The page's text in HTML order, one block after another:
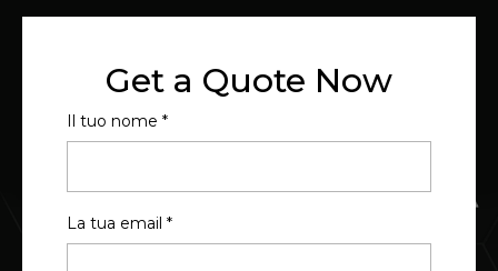
Get a Quote Now
Il tuo nome *
La tua email *